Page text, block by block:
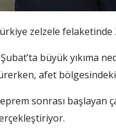
zelzele felaketinde
büyük yıkıma
afet bölgesindeki
sonrası başlayan